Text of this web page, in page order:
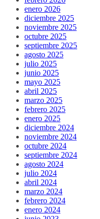
enero 2026
diciembre 2025
noviembre 2025
octubre 2025
septiembre 2025
agosto 2025
julio 2025
junio 2025
mayo 2025
abril 2025
marzo 2025
febrero 2025
enero 2025
diciembre 2024
noviembre 2024
octubre 2024
septiembre 2024
agosto 2024
julio 2024
abril 2024
marzo 2024
febrero 2024
enero 2024